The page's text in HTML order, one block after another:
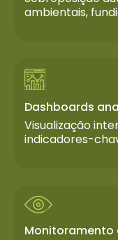
ambientais,
Dashboards
Visualização
indicadores-
Monitoramento